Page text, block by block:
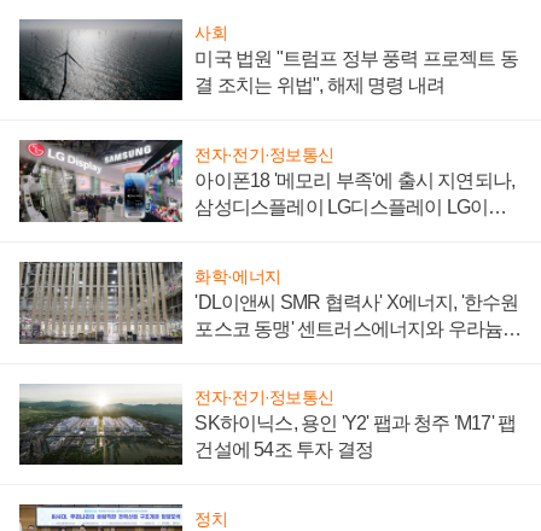
사회
미국 법원 "트럼프 정부 풍력 프로젝트 동
결 조치는 위법", 해제 명령 내려
전자·전기·정보통신
아이폰18 '메모리 부족'에 출시 지연되나,
삼성디스플레이 LG디스플레이 LG이노
화학·에너지
'DL이앤씨 SMR 협력사' X에너지, '한수원
포스코 동맹' 센트러스에너지와 우라늄
전자·전기·정보통신
SK하이닉스, 용인 'Y2' 팹과 청주 'M17' 팹
건설에 54조 투자 결정
정치